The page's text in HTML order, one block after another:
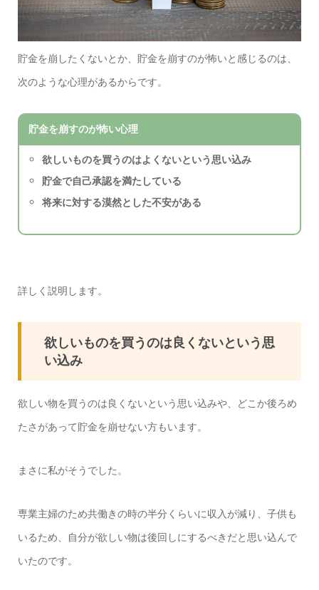
貯金を崩したくないとか、貯金を崩すのが怖いと感じるのは、
次のような心理があるからです。
貯金を崩すのが怖い心理
欲しいものを買うのはよくないという思い込み
貯金で自己承認を満たしている
将来に対する漠然とした不安がある
詳しく説明します。
欲しいものを買うのは良くないという思
い込み
欲しい物を買うのは良くないという思い込みや、どこか後ろめ
たさがあって貯金を崩せない方もいます。
まさに私がそうでした。
専業主婦のため共働きの時の半分くらいに収入が減り、子供も
いるため、自分が欲しい物は後回しにするべきだと思い込んで
いたのです。